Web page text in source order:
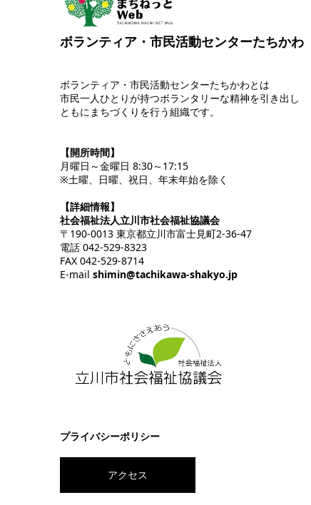
ボランティア・市民活動センターたちかわ
ボランティア・市民活動センターたちかわとは
市民一人ひとりが持つボランタリーな精神を引き出し
ともにまちづくりを行う組織です。
【開所時間】
月曜日～金曜日 8:30～17:15
※土曜、日曜、祝日、年末年始を除く
【詳細情報】
社会福祉法人立川市社会福祉協議会
〒190-0013 東京都立川市富士見町2-36-47
電話 042-529-8323
FAX 042-529-8714
E-mail shimin@tachikawa-shakyo.jp
プライバシーポリシー
アクセス